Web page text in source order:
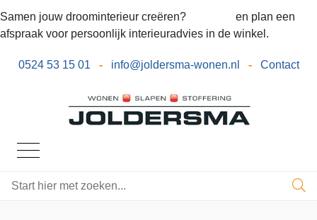
Samen jouw droominterieur creëren?
en plan een
afspraak voor persoonlijk interieuradvies in de winkel.
0524 53 15 01 - info@joldersma-wonen.nl - Contact